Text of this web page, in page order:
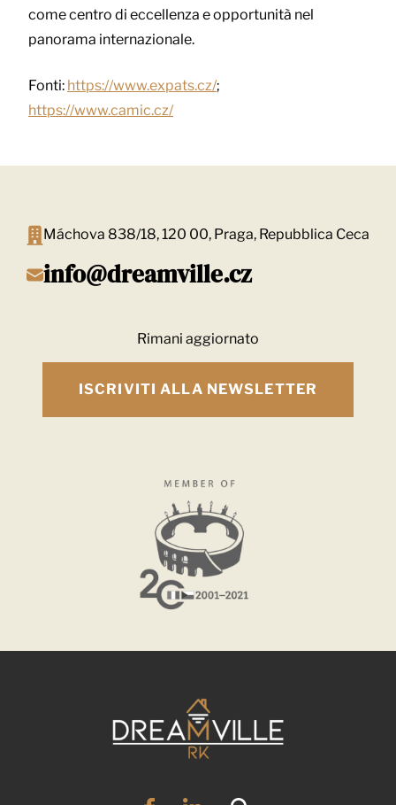
come centro di eccellenza e opportunità nel
panorama internazionale.
Fonti: https://www.expats.cz/;
https://www.camic.cz/
Máchova 838/18, 120 00, Praga, Repubblica Ceca
info@dreamville.cz
Rimani aggiornato
ISCRIVITI ALLA NEWSLETTER